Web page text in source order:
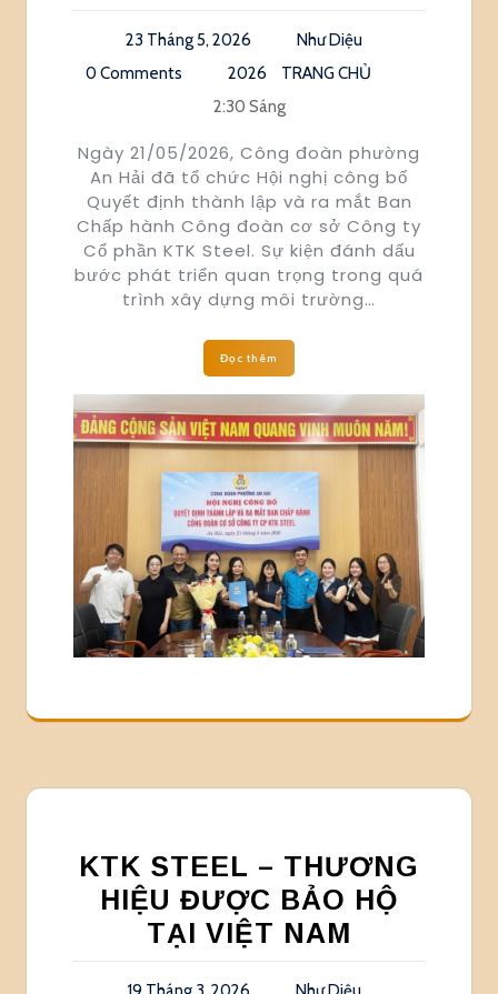
23 Tháng 5, 2026
Như Diệu
0 Comments
2026
TRANG CHỦ
2:30 Sáng
Ngày 21/05/2026, Công đoàn phường
An Hải đã tổ chức Hội nghị công bố
Quyết định thành lập và ra mắt Ban
Chấp hành Công đoàn cơ sở Công ty
Cổ phần KTK Steel. Sự kiện đánh dấu
bước phát triển quan trọng trong quá
trình xây dựng môi trường…
Đọc thêm
KTK STEEL – THƯƠNG
HIỆU ĐƯỢC BẢO HỘ
TẠI VIỆT NAM